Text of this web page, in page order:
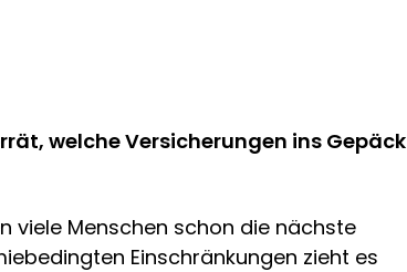
welche Versicherungen ins Gepäck
viele Menschen schon die nächste
Einschränkungen zieht es